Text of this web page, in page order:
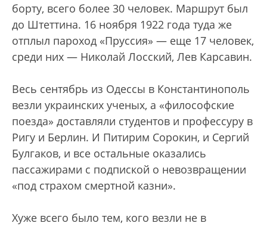
борту, всего более 30 человек. Маршрут был
до Штеттина. 16 ноября 1922 года туда же
отплыл пароход «Пруссия» — еще 17 человек,
среди них — Николай Лосский, Лев Карсавин.
Весь сентябрь из Одессы в Константинополь
везли украинских ученых, а «философские
поезда» доставляли студентов и профессуру в
Ригу и Берлин. И Питирим Сорокин, и Сергий
Булгаков, и все остальные оказались
пассажирами с подпиской о невозвращении
«под страхом смертной казни».
Хуже всего было тем, кого везли не в